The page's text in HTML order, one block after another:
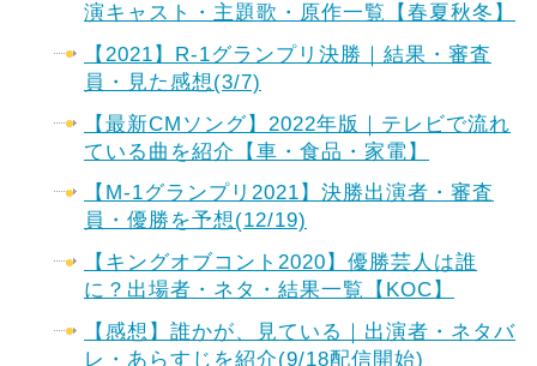
演キャスト・主題歌・原作一覧【春夏秋冬】
【2021】R-1グランプリ決勝｜結果・審査
員・見た感想(3/7)
【最新CMソング】2022年版｜テレビで流れ
ている曲を紹介【車・食品・家電】
【M-1グランプリ2021】決勝出演者・審査
員・優勝を予想(12/19)
【キングオブコント2020】優勝芸人は誰
に？出場者・ネタ・結果一覧【KOC】
【感想】誰かが、見ている｜出演者・ネタバ
レ・あらすじを紹介(9/18配信開始)